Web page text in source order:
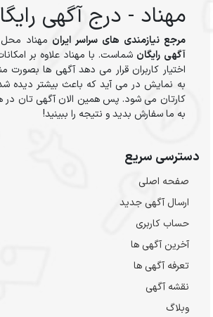
مهناد - درج آگهی
مرجع نیازمندی های سراسر ایران مهناد
آگهی رایگان شماست. با مهناد علاوه بر
اختیار کاربران قرار می دهد آگهی ها بصورت
به نمایش در می آید که باعث بیشتر دیده
کارتان می شود. پس همین الان آگهی تان
به ما سفارش بدید و نتیجه را ببینید!
دسترسی سریع
صفحه اصلی
ارسال‌ آگهی جدید
حساب کاربری
آخرین آگهی ها
تعرفه آگهی ها
نقشه آگهی
وبلاگ